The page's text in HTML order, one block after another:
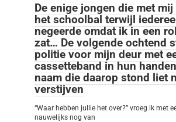
De enige jongen die met
het schoolbal terwijl
negeerde omdat ik in een
zat… De volgende ochtend
politie voor mijn deur met
cassetteband in hun
naam die daarop stond liet
verstijven
“Waar hebben jullie het over?” vroeg ik met
nauwelijks nog van